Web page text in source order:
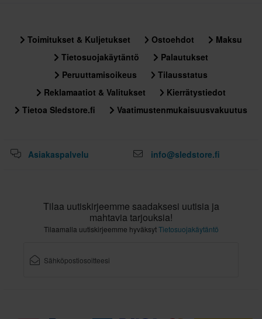
295 x 365 x 280 mm
XS
347 x 403 x 339 mm
M
347 x 403 x 339 mm
XXL
347 x 403 x 339 mm
Toimitukset & Kuljetukset Ostoehdot
Maksu
Tietosuojakäytäntö
Palautukset
Peruuttamisoikeus
Tilausstatus
Reklamaatiot & Valitukset
Kierrätystiedot
Tietoa Sledstore.fi
Vaatimustenmukaisuusvakuutus
Asiakaspalvelu info@sledstore.fi
Tilaa uutiskirjeemme saadaksesi uutisia ja
mahtavia tarjouksia!
Tilaamalla uutiskirjeemme hyväksytTietosuojakäytäntö